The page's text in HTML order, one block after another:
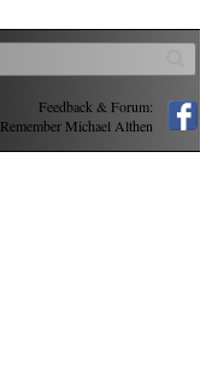
Feedback & Forum:
Remember Michael Althen